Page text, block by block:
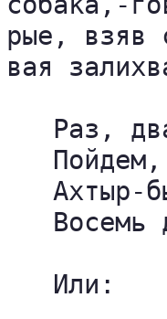
рые, взяв
вая
Раз,
Ахтыр-
Восемь
   Или: